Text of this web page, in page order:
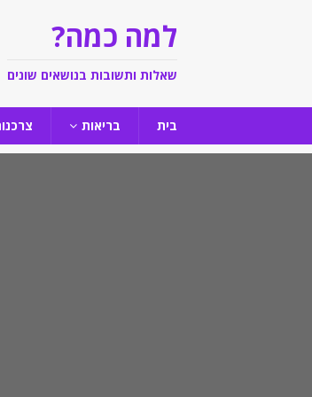
למה כמה?
שאלות ותשובות בנושאים שונים
בית בריאות